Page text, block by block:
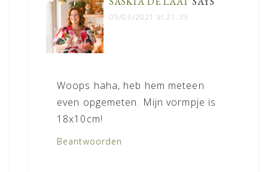
09/03/2021 at 21:39
Woops haha, heb hem meteen
even opgemeten. Mijn vormpje is
18x10cm!
Beantwoorden